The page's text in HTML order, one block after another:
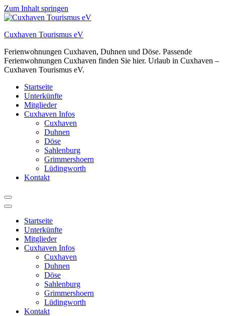
Zum Inhalt springen
Cuxhaven Tourismus eV
Ferienwohnungen Cuxhaven, Duhnen und Döse. Passende
Ferienwohnungen Cuxhaven finden Sie hier. Urlaub in Cuxhaven –
Cuxhaven Tourismus eV.
Startseite
Unterkünfte
Mitglieder
Cuxhaven Infos
Cuxhaven
Duhnen
Döse
Sahlenburg
Grimmershoern
Lüdingworth
Kontakt
Startseite
Unterkünfte
Mitglieder
Cuxhaven Infos
Cuxhaven
Duhnen
Döse
Sahlenburg
Grimmershoern
Lüdingworth
Kontakt